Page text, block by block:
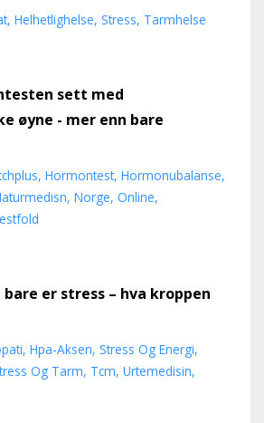
Helhetlighelse Stress Tarmhelse
sett med
øyne - mer enn bare
Hormontest Hormonubalanse
Norge Online
er stress – hva kroppen
Hpa-Aksen Stress Og Energi
Og Tarm Tcm Urtemedisin